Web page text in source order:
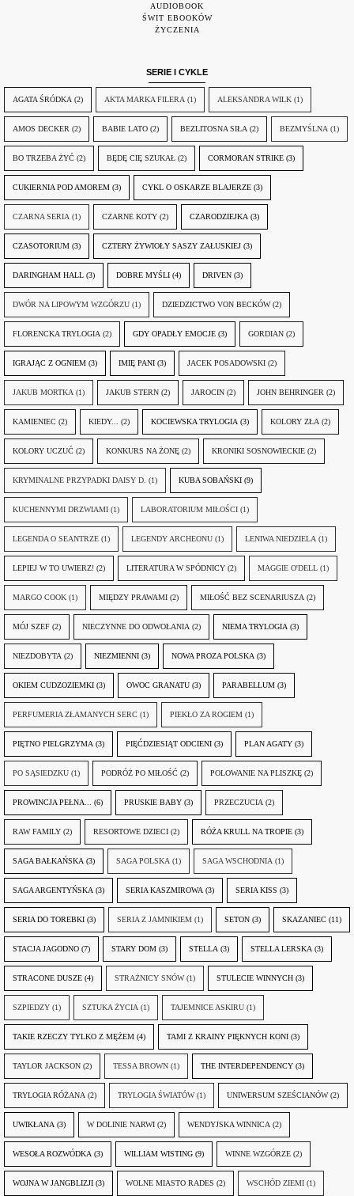
AUDIOBOOK
ŚWIT EBOOKÓW
ŻYCZENIA
SERIE I CYKLE
AGATA ŚRÓDKA (2) AKTA MARKA FILERA (1) ALEKSANDRA WILK (1)
AMOS DECKER (2) BABIE LATO (2) BEZLITOSNA SIŁA (2) BEZMYŚLNA (1)
BO TRZEBA ŻYĆ (2) BĘDĘ CIĘ SZUKAŁ (2) CORMORAN STRIKE (3)
CUKIERNIA POD AMOREM (3) CYKL O OSKARZE BLAJERZE (3)
CZARNA SERIA (1) CZARNE KOTY (2) CZARODZIEJKA (3)
CZASOTORIUM (3) CZTERY ŻYWIOŁY SASZY ZAŁUSKIEJ (3)
DARINGHAM HALL (3) DOBRE MYŚLI (4) DRIVEN (3)
DWÓR NA LIPOWYM WZGÓRZU (1) DZIEDZICTWO VON BECKÓW (2)
FLORENCKA TRYLOGIA (2) GDY OPADŁY EMOCJE (3) GORDIAN (2)
IGRAJĄC Z OGNIEM (3) IMIĘ PANI (3) JACEK POSADOWSKI (2)
JAKUB MORTKA (1) JAKUB STERN (2) JAROCIN (2) JOHN BEHRINGER (2)
KAMIENIEC (2) KIEDY... (2) KOCIEWSKA TRYLOGIA (3) KOLORY ZŁA (2)
KOLORY UCZUĆ (2) KONKURS NA ŻONĘ (2) KRONIKI SOSNOWIECKIE (2)
KRYMINALNE PRZYPADKI DAISY D. (1) KUBA SOBAŃSKI (9)
KUCHENNYMI DRZWIAMI (1) LABORATORIUM MIŁOŚCI (1)
LEGENDA O SEANTRZE (1) LEGENDY ARCHEONU (1) LENIWA NIEDZIELA (1)
LEPIEJ W TO UWIERZ! (2) LITERATURA W SPÓDNICY (2) MAGGIE O'DELL (1)
MARGO COOK (1) MIĘDZY PRAWAMI (2) MIŁOŚĆ BEZ SCENARIUSZA (2)
MÓJ SZEF (2) NIECZYNNE DO ODWOŁANIA (2) NIEMA TRYLOGIA (3)
NIEZDOBYTA (2) NIEZMIENNI (3) NOWA PROZA POLSKA (3)
OKIEM CUDZOZIEMKI (3) OWOC GRANATU (3) PARABELLUM (3)
PERFUMERIA ZŁAMANYCH SERC (1) PIEKŁO ZA ROGIEM (1)
PIĘTNO PIELGRZYMA (3) PIĘĆDZIESIĄT ODCIENI (3) PLAN AGATY (3)
PO SĄSIEDZKU (1) PODRÓŻ PO MIŁOŚĆ (2) POLOWANIE NA PLISZKĘ (2)
PROWINCJA PEŁNA... (6) PRUSKIE BABY (3) PRZECZUCIA (2)
RAW FAMILY (2) RESORTOWE DZIECI (2) RÓŻA KRULL NA TROPIE (3)
SAGA BAŁKAŃSKA (3) SAGA POLSKA (1) SAGA WSCHODNIA (1)
SAGA ARGENTYŃSKA (3) SERIA KASZMIROWA (3) SERIA KISS (3)
SERIA DO TOREBKI (3) SERIA Z JAMNIKIEM (1) SETON (3) SKAZANIEC (11)
STACJA JAGODNO (7) STARY DOM (3) STELLA (3) STELLA LERSKA (3)
STRACONE DUSZE (4) STRAŻNICY SNÓW (1) STULECIE WINNYCH (3)
SZPIEDZY (1) SZTUKA ŻYCIA (1) TAJEMNICE ASKIRU (1)
TAKIE RZECZY TYLKO Z MĘŻEM (4) TAMI Z KRAINY PIĘKNYCH KONI (3)
TAYLOR JACKSON (2) TESSA BROWN (1) THE INTERDEPENDENCY (3)
TRYLOGIA RÓŻANA (2) TRYLOGIA ŚWIATÓW (1) UNIWERSUM SZEŚCIANÓW (2)
UWIKŁANA (3) W DOLINIE NARWI (2) WENDYJSKA WINNICA (2)
WESOŁA ROZWÓDKA (3) WILLIAM WISTING (9) WINNE WZGÓRZE (2)
WOJNA W JANGBLIZJI (3) WOLNE MIASTO RADES (2) WSCHÓD ZIEMI (1)